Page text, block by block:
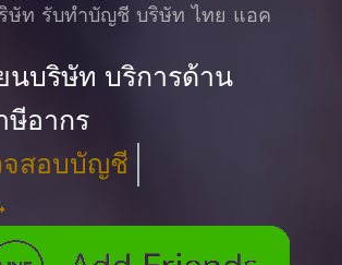
ษัท รับทําบัญชี บริษัท ไทย แอค
นบริษัท บริการด้าน
อากร
จสอบบัญชี